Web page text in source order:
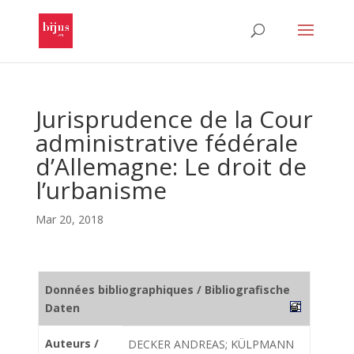
Jurisprudence de la Cour
administrative fédérale
d’Allemagne: Le droit de
l’urbanisme
Mar 20, 2018
Données bibliographiques / Bibliografische
Daten
Auteurs / DECKER ANDREAS; KÜLPMANN